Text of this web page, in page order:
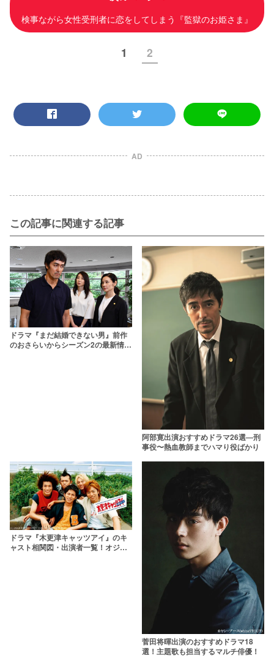
検事ながら女性受刑者に恋をしてしまう『監獄のお姫さま』
1 2
AD
この記事に関連する記事
ドラマ『まだ結婚できない男』前作
のおさらいからシーズン2の最新情報
阿部寛出演おすすめドラマ26選―刑
事役〜熱血教師までハマり役ばかり
ドラマ『木更津キャッツアイ』のキ
ャスト相関図・出演者一覧！オジー
菅田将暉出演のおすすめドラマ18
選！主題歌も担当するマルチ俳優！